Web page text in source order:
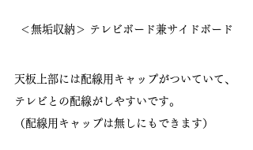
＜無垢収納＞ テレビボード兼サイドボード
天板上部には配線用キャップがついていて、
テレビとの配線がしやすいです。
（配線用キャップは無しにもできます）